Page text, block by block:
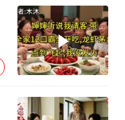
构建更高水平的全民健身公共服务体系